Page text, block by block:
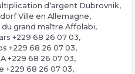
d’argent Dubrovnik,
Ville en Allemagne,
grand maître Affolabi,
+229 68 26 07 03,
+229 68 26 07 03,
+229 68 26 07 03,
+229 68 26 07 03,